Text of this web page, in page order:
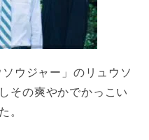
ウジャー」のリュウソ
その爽やかでかっこい
。